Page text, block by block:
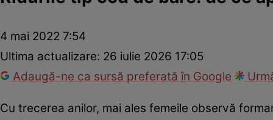
4 mai 2022 7:54
Ultima actualizare: 26 iulie 2026 17:05
Adaugă-ne ca sursă preferată în Google
Cu trecerea anilor, mai ales femeile observă